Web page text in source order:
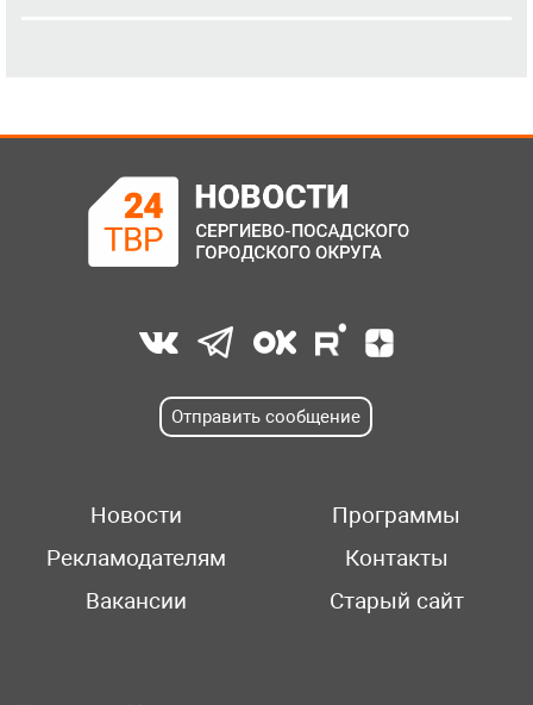
Отправить сообщение
Новости
Программы
Рекламодателям
Контакты
Вакансии
Старый сайт